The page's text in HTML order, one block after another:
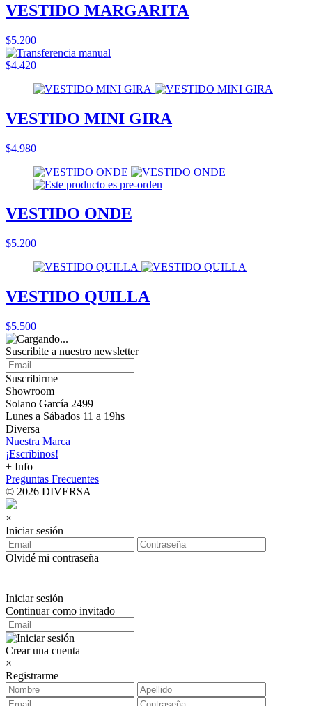
VESTIDO MARGARITA
$5.200
$4.420
VESTIDO MINI GIRA
$4.980
VESTIDO ONDE
$5.200
VESTIDO QUILLA
$5.500
Suscribite a nuestro newsletter
Suscribirme
Showroom
Solano García 2499
Lunes a Sábados 11 a 19hs
Diversa
Nuestra Marca
¡Escribinos!
+ Info
Preguntas Frecuentes
© 2026 DIVERSA
×
Iniciar sesión
Olvidé mi contraseña
Iniciar sesión
Continuar como invitado
Crear una cuenta
×
Registrarme